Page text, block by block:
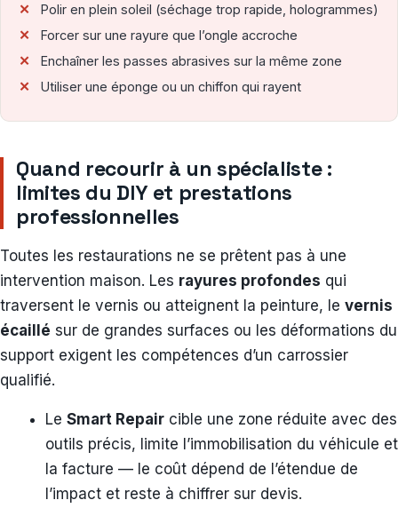
Polir en plein soleil (séchage trop rapide, hologrammes)
Forcer sur une rayure que l’ongle accroche
Enchaîner les passes abrasives sur la même zone
Utiliser une éponge ou un chiffon qui rayent
Quand recourir à un spécialiste :
limites du DIY et prestations
professionnelles
Toutes les restaurations ne se prêtent pas à une
intervention maison. Les rayures profondes qui
traversent le vernis ou atteignent la peinture, le vernis
écaillé sur de grandes surfaces ou les déformations du
support exigent les compétences d’un carrossier
qualifié.
Le Smart Repair cible une zone réduite avec des
outils précis, limite l’immobilisation du véhicule et
la facture — le coût dépend de l’étendue de
l’impact et reste à chiffrer sur devis.